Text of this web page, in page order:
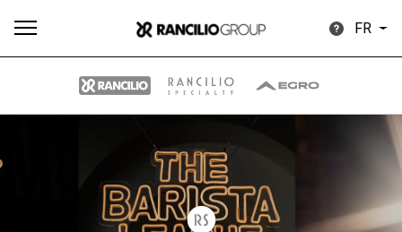
FR
Produits Nouvelles